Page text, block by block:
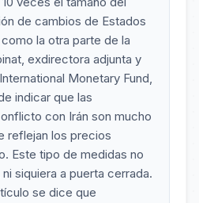
de cambios de Estados
la otra parte de la
exdirectora adjunta y
Monetary Fund,
indicar que las
con Irán son mucho
reflejan los precios
Este tipo de medidas no
siquiera a puerta cerrada.
se dice que